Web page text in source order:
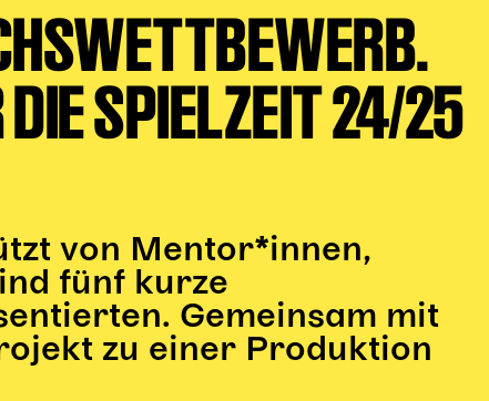
DIE SPIELZEIT 24/25
von Mentor*innen,
fünf kurze
Gemeinsam mit
zu einer Produktion